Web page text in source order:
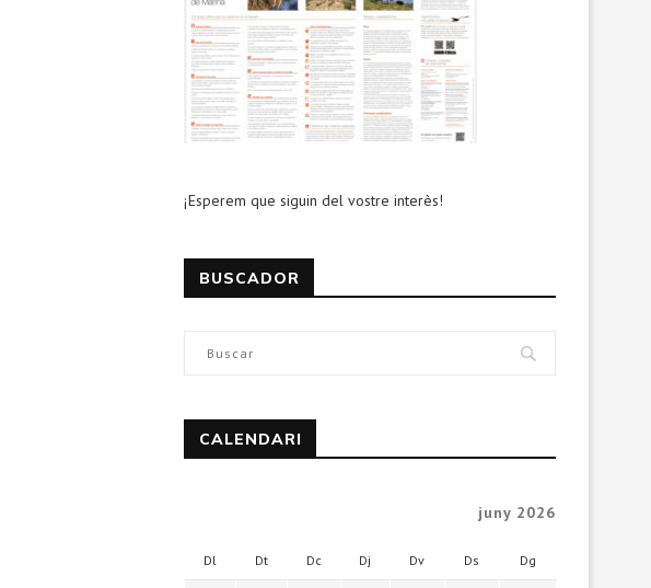
¡Esperem que siguin del vostre interès!
BUSCADOR
CALENDARI
juny 2026
Dl Dt Dc Dj Dv Ds Dg